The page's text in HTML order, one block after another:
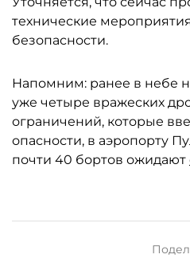
технические
безопасности.
Напомним: ранее в небе
уже четыре вражеских
ограничений, которые
опасности, в аэропорту
почти 40 бортов ожидают